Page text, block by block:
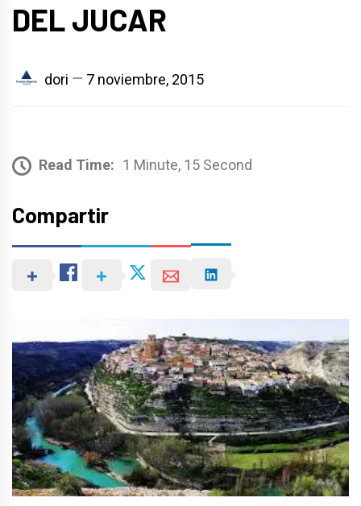
DEL JUCAR
dori 7 noviembre, 2015
Read Time: 1 Minute, 15 Second
Compartir